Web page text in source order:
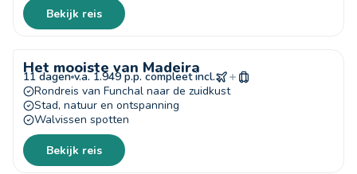
Bekijk reis
Het mooiste van Madeira
11 dagen v.a. 1.949 p.p. compleet incl.
Rondreis van Funchal naar de zuidkust
Stad, natuur en ontspanning
Walvissen spotten
Bekijk reis